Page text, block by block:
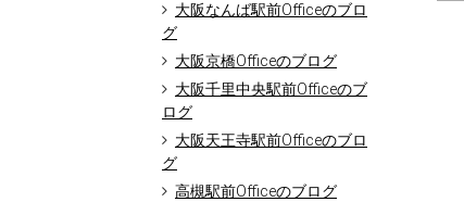
大阪なんば駅前Officeのブロ
グ
大阪京橋Officeのブログ
大阪千里中央駅前Officeのブ
ログ
大阪天王寺駅前Officeのブロ
グ
高槻駅前Officeのブログ